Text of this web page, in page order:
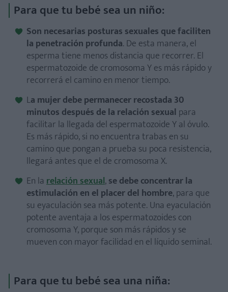
Para que tu bebé sea un niño:
Son necesarias posturas sexuales que faciliten
la penetración profunda. De esta manera, el
esperma tiene menos distancia que recorrer. El
espermatozoide de cromosoma Y es más rápido y
recorrerá el camino en menor tiempo.
La mujer debe permanecer recostada 30
minutos después de la relación sexual para
facilitar la llegada del espermatozoide Y al óvulo.
Es más rápido, si no encuentra trabas en su
camino que pongan a prueba su poca resistencia,
llegará antes que el de cromosoma X.
En la relación sexual,se debe concentrar la
estimulación en el placer del hombre, para que
su eyaculación sea más potente. Una eyaculación
potente aventaja a los espermatozoides con
cromosoma Y, porque son más rápidos y se
mueven con mayor facilidad en el líquido seminal.
Para que tu bebé sea una niña: